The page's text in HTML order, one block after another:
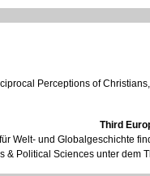
Perceptions of
Third
Welt- und Globalgeschichte
& Political Sciences unter dem